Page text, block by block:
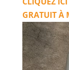
GRATUIT À